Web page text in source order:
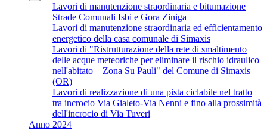
Lavori di manutenzione straordinaria e bitumazione
Strade Comunali Isbi e Gora Ziniga
Lavori di manutenzione straordinaria ed efficientamento
energetico della casa comunale di Simaxis
Lavori di "Ristrutturazione della rete di smaltimento
delle acque meteoriche per eliminare il rischio idraulico
nell'abitato – Zona Su Pauli" del Comune di Simaxis
(OR)
Lavori di realizzazione di una pista ciclabile nel tratto
tra incrocio Via Gialeto-Via Nenni e fino alla prossimità
dell'incrocio di Via Tuveri
Anno 2024